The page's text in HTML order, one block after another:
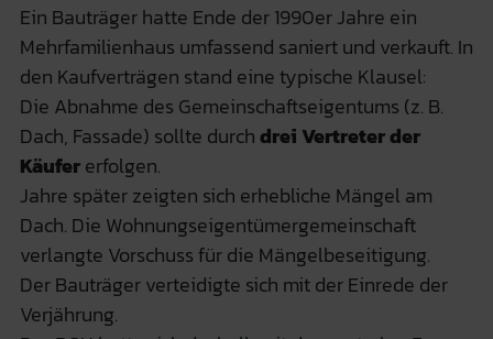
Ein Bauträger hatte Ende der 1990er Jahre ein
Mehrfamilienhaus umfassend saniert und verkauft. In
den Kaufverträgen stand eine typische Klausel:
Die Abnahme des Gemeinschaftseigentums (z. B.
Dach, Fassade) sollte durchdrei Vertreter der
Käufererfolgen.
Jahre später zeigten sich erhebliche Mängel am
Dach. Die Wohnungseigentümergemeinschaft
verlangte Vorschuss für die Mängelbeseitigung.
Der Bauträger verteidigte sich mit der Einrede der
Verjährung.